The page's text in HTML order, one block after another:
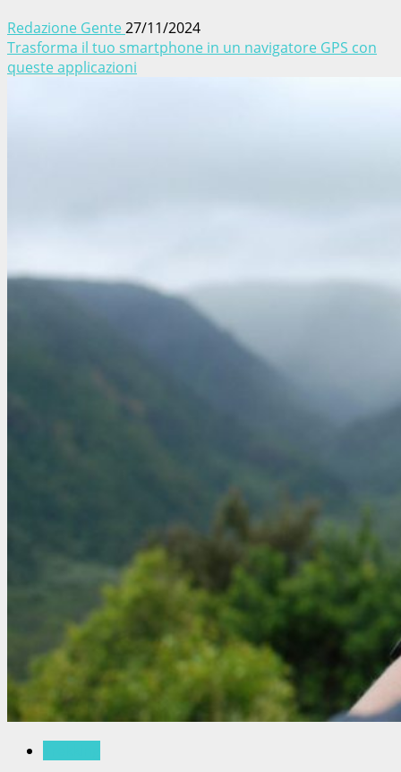
Redazione Gente27/11/2024
Trasforma il tuo smartphone in un navigatore GPS con
queste applicazioni